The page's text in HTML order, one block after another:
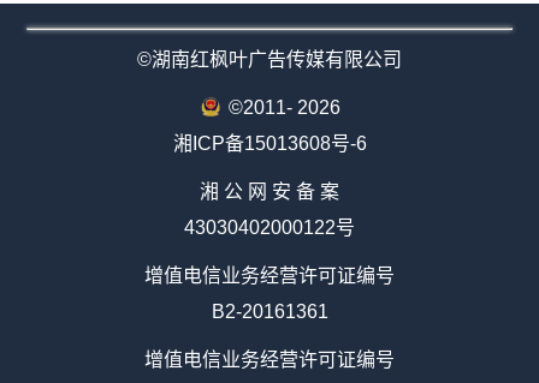
©湖南红枫叶广告传媒有限公司
©2011- 2026
湘ICP备15013608号-6
湘 公 网 安 备 案
43030402000122号
增值电信业务经营许可证编号
B2-20161361
增值电信业务经营许可证编号